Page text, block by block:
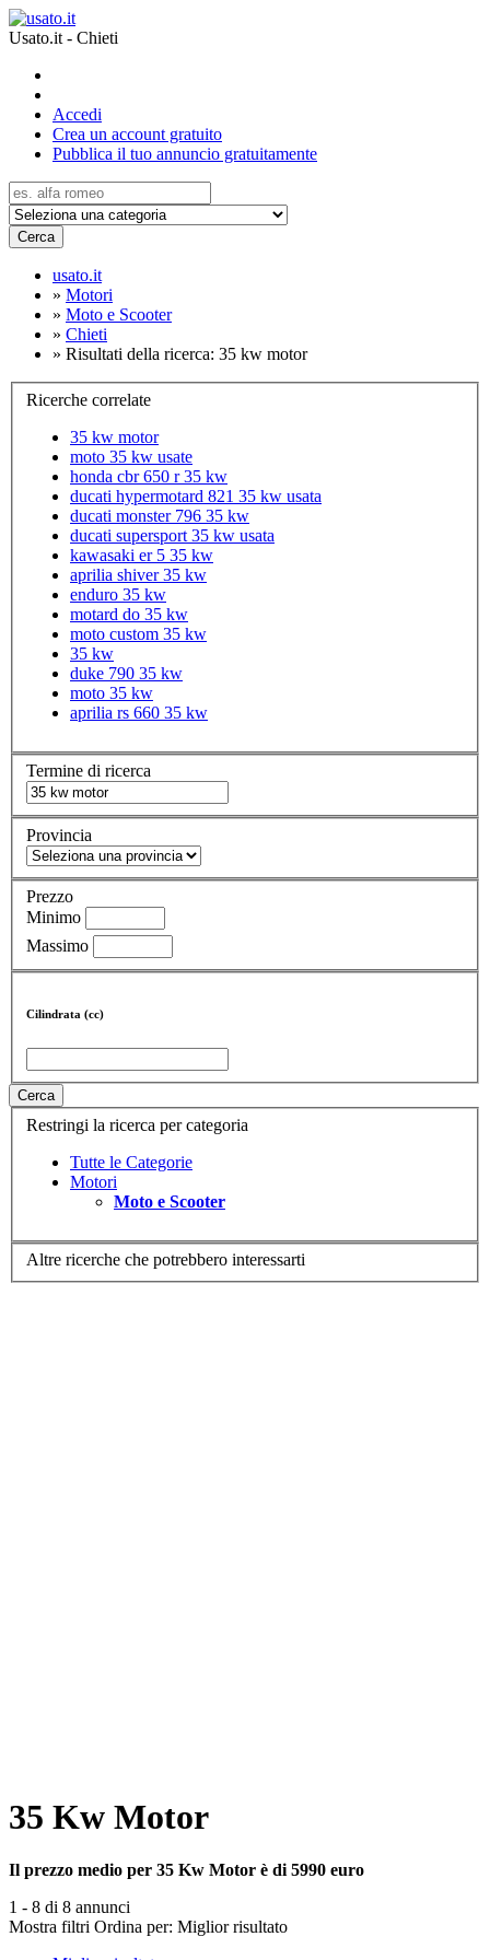
Usato.it - Chieti
Accedi
Crea un account gratuito
Pubblica il tuo annuncio gratuitamente
Cerca
usato.it
» Motori
» Moto e Scooter
» Chieti
» Risultati della ricerca: 35 kw motor
Ricerche correlate
35 kw motor
moto 35 kw usate
honda cbr 650 r 35 kw
ducati hypermotard 821 35 kw usata
ducati monster 796 35 kw
ducati supersport 35 kw usata
kawasaki er 5 35 kw
aprilia shiver 35 kw
enduro 35 kw
motard do 35 kw
moto custom 35 kw
35 kw
duke 790 35 kw
moto 35 kw
aprilia rs 660 35 kw
Termine di ricerca
Provincia
Prezzo
Minimo
Massimo
Cilindrata (cc)
Cerca
Restringi la ricerca per categoria
Tutte le Categorie
Motori
Moto e Scooter
Altre ricerche che potrebbero interessarti
35 Kw Motor
Il prezzo medio per 35 Kw Motor è di 5990 euro
1 - 8 di 8 annunci
Mostra filtri Ordina per: Miglior risultato